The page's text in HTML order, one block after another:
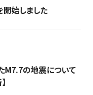
始しました
M7.7の地震について